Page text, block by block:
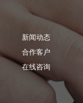
新闻动态
合作客户
在线咨询